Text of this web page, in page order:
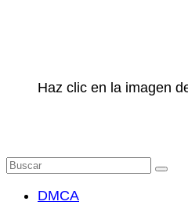
Haz clic en la imagen
Buscar
DMCA